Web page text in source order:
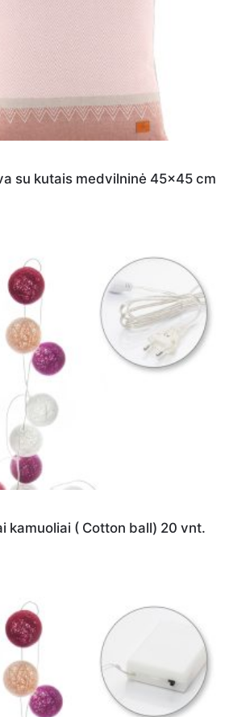
su kutais medvilninė 45x45 cm
kamuoliai ( Cotton ball) 20 vnt.